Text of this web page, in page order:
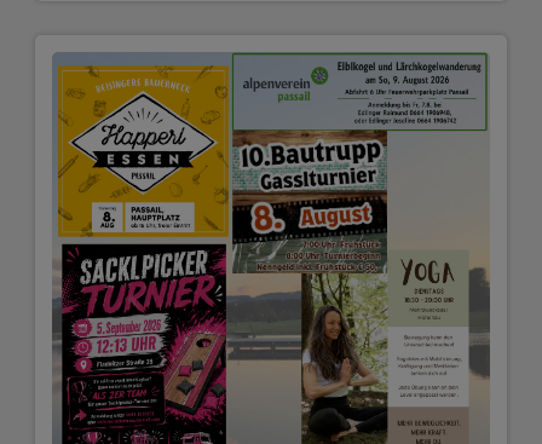
C
H
T
U
N
G
S
T
R
A